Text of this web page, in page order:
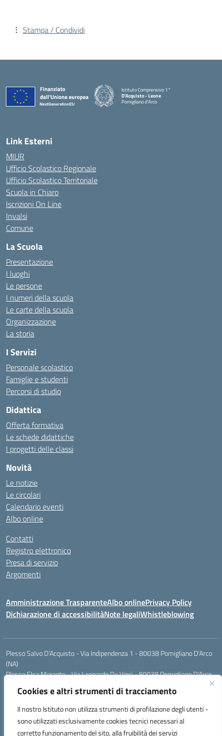
Cookies e altri strumenti di tracciamento
Il nostro Istituto non utilizza strumenti di profilazione degli utenti -
sono utilizzati esclusivamente cookies tecnici necessari al
corretto funzionamento del sito, alla fruibilità dei servizi
Stampa / Condividi
Istituto Comprensivo 1°
D'Acquisto - Leone
Pomigliano d'Arco
— Visita la pagina iniziale della scuola
Link Esterni
MIUR
Ufficio Scolastico Regionale
Ufficio Scolastico Territoriale
Scuola in Chiaro
Iscrizioni On Line
Invalsi
Comune
La Scuola
Presentazione
I luoghi
Le persone
I numeri della scuola
Le carte della scuola
Organizzazione
La storia
I Servizi
Personale scolastico
Famiglie e studenti
Percorsi di studio
Didattica
Offerta formativa
Le schede didattiche
I progetti delle classi
Novità
Le notizie
Le circolari
Calendario eventi
Albo online
Contatti
Registro elettronico
Presa di servizio
Argomenti
Amministrazione TrasparenteAlbo onlinePrivacy Policy
Dichiarazione di accessibilitàNote legaliWhistleblowing
Plesso Salvo D'Acquisto - Via Indipendenza 1 - 80038 Pomigliano D'Arco
(NA)
Plesso Elsa Morante - Via Leonardo Da Vinci - 80038 Pomigliano D'Arco
Plesso Leone - Via Pascoli - 80038 Pomigliano D'Arco (NA)
Tel.:0813177304 - Mail: naic8g1003@istruzione.it - Pec:
Codice Univoco ufficio: UIECQ7